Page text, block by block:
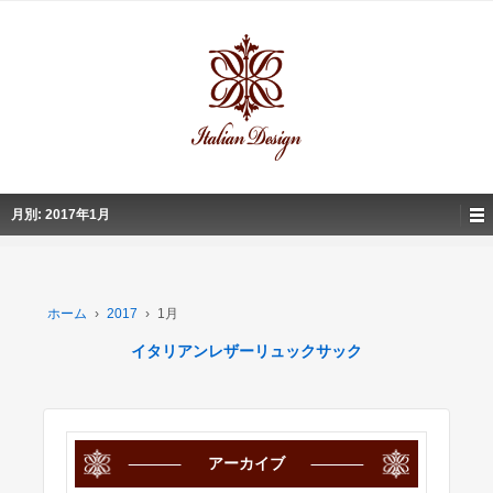
月別: 2017年1月
ホーム › 2017 › 1月
イタリアンレザーリュックサック
アーカイブ